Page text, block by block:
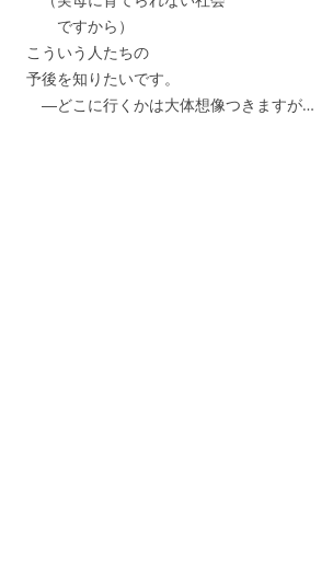
ですから）
こういう人たちの
予後を知りたいです。
―どこに行くかは大体想像つきますが…